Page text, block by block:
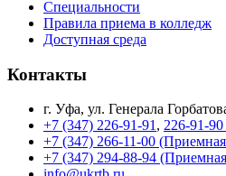
Специальности
Правила приема в колледж
Доступная среда
Контакты
г. Уфа, ул. Генерала
+7 (347) 226-91-91 , 226-91-
+7 (347) 266-11-00
+7 (347) 294-88-94